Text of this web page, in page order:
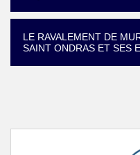
LE RAVALEMENT DE
SAINT ONDRAS ET SES